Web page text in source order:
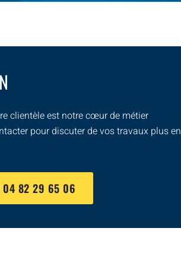
clientèle est notre cœur de métier
pour discuter de vos travaux plus en
04 82 29 65 06